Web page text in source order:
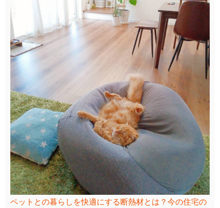
ペットとの暮らしを快適にする断熱材とは？今の住宅の